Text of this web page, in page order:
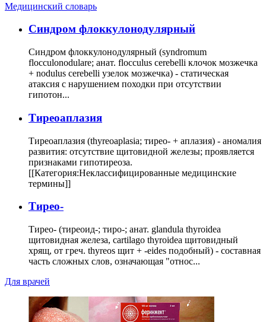
Медицинский словарь
Cиндром флоккулонодулярный
Синдром флоккулонодулярный (syndromum
flocculonodulare; анат. flocculus cerebelli клочок мозжечка
+ nodulus cerebelli узелок мозжечка) - статическая
атаксия с нарушением походки при отсутствии
гипотон...
Тиреоаплазия
Тиреоаплазия (thyreoaplasia; тирео- + аплазия) - аномалия
развития: отсутствие щитовидной железы; проявляется
признаками гипотиреоза.
[[Категория:Неклассифицированные медицинские
термины]]
Тирео-
Тирео- (тиреоид-; тиро-; анат. glandula thyroidea
щитовидная железа, cartilago thyroidea щитовидный
хрящ, от греч. thyreos щит + -eides подобный) - составная
часть сложных слов, означающая "относ...
Для врачей